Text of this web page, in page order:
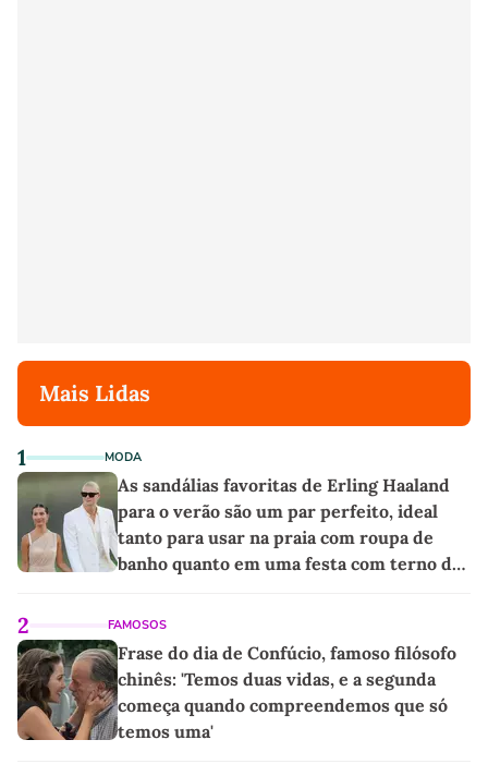
Mais Lidas
1 MODA
As sandálias favoritas de Erling Haaland
para o verão são um par perfeito, ideal
tanto para usar na praia com roupa de
banho quanto em uma festa com terno de
2 FAMOSOS
Frase do dia de Confúcio, famoso filósofo
chinês: 'Temos duas vidas, e a segunda
começa quando compreendemos que só
temos uma'